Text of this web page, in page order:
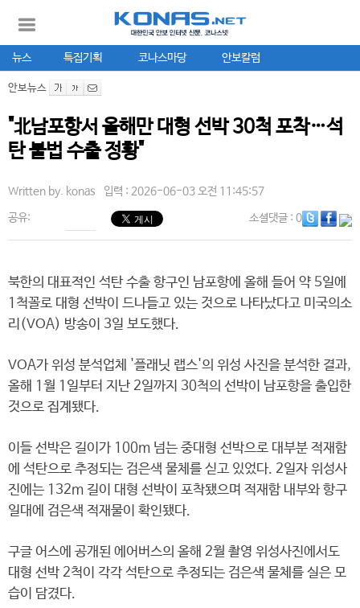
뉴스 특집기획 코나스마당 안보칼럼
안보뉴스
"北남포항서 올해만 대형 선박 30척 포착…석
탄 불법 수출 정황"
Written by. konas 입력 : 2026-06-03 오전 11:45:57
공유: 소셜댓글: 0
북한의 대표적인 석탄 수출 항구인 남포항에 올해 들어 약 5일에
1척꼴로 대형 선박이 드나들고 있는 것으로 나타났다고 미국의소
리(VOA) 방송이 3일 보도했다.
VOA가 위성 분석업체 '플래닛 랩스'의 위성 사진을 분석한 결과,
올해 1월 1일부터 지난 2일까지 30척의 선박이 남포항을 출입한
것으로 집계됐다.
이들 선박은 길이가 100m 넘는 중대형 선박으로 대부분 적재함
에 석탄으로 추정되는 검은색 물체를 싣고 있었다. 2일자 위성사
진에는 132m 길이 대형 선박이 포착됐으며 적재함 내부와 항구
일대에 검은색 적재물이 확인됐다.
구글 어스에 공개된 에어버스의 올해 2월 촬영 위성사진에서도
대형 선박 2척이 각각 석탄으로 추정되는 검은색 물체를 실은 모
습이 담겼다.